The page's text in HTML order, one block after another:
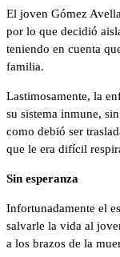
El joven Gómez
por lo que decidió
teniendo en cuenta
familia.
Lastimosamente, la
su sistema inmune,
como debió ser
que le era difícil
Sin esperanza
Infortunadamente el
salvarle la vida al
a los brazos de la